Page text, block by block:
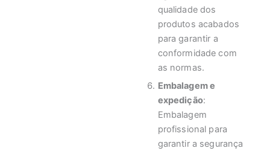
qualidade dos
produtos acabados
para garantir a
conformidade com
as normas.
Embalagem e
expedição:
Embalagem
profissional para
garantir a segurança